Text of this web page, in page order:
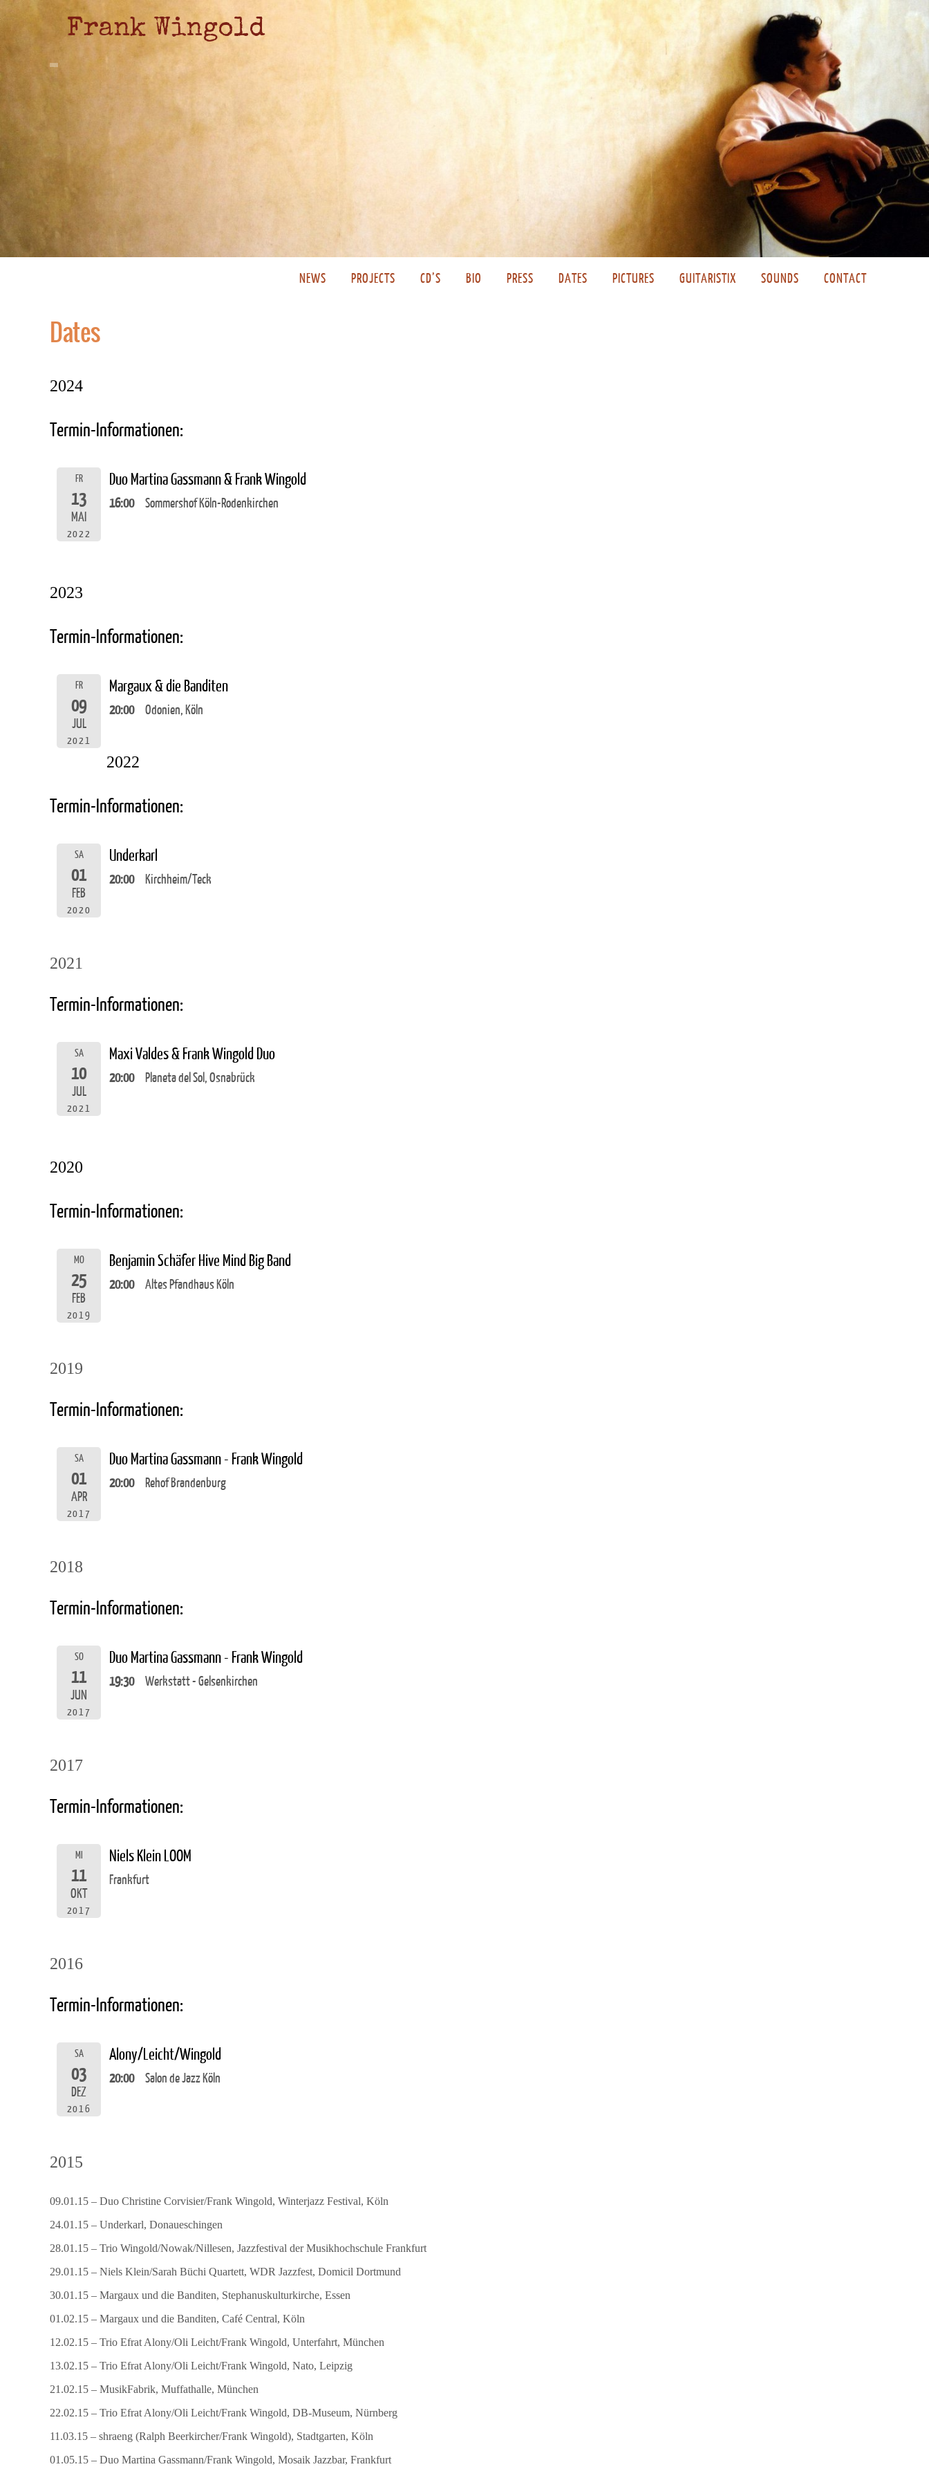
Frank Wingold
NEWS PROJECTS CD’S BIO PRESS DATES PICTURES GUITARISTIX SOUNDS CONTACT
Dates
2024
Termin-Informationen:
FR
13
MAI
2022
Duo Martina Gassmann & Frank Wingold
16:00 Sommershof Köln-Rodenkirchen
2023
Termin-Informationen:
FR
09
JUL
2021
Margaux & die Banditen
20:00 Odonien, Köln
2022
Termin-Informationen:
SA
01
FEB
2020
Underkarl
20:00 Kirchheim/Teck
2021
Termin-Informationen:
SA
10
JUL
2021
Maxi Valdes & Frank Wingold Duo
20:00 Planeta del Sol, Osnabrück
2020
Termin-Informationen:
MO
25
FEB
2019
Benjamin Schäfer Hive Mind Big Band
20:00 Altes Pfandhaus Köln
2019
Termin-Informationen:
SA
01
APR
2017
Duo Martina Gassmann - Frank Wingold
20:00 Rehof Brandenburg
2018
Termin-Informationen:
SO
11
JUN
2017
Duo Martina Gassmann - Frank Wingold
19:30 Werkstatt - Gelsenkirchen
2017
Termin-Informationen:
MI
11
OKT
2017
Niels Klein LOOM
Frankfurt
2016
Termin-Informationen:
SA
03
DEZ
2016
Alony/Leicht/Wingold
20:00 Salon de Jazz Köln
2015
09.01.15 – Duo Christine Corvisier/Frank Wingold, Winterjazz Festival, Köln
24.01.15 – Underkarl, Donaueschingen
28.01.15 – Trio Wingold/Nowak/Nillesen, Jazzfestival der Musikhochschule Frankfurt
29.01.15 – Niels Klein/Sarah Büchi Quartett, WDR Jazzfest, Domicil Dortmund
30.01.15 – Margaux und die Banditen, Stephanuskulturkirche, Essen
01.02.15 – Margaux und die Banditen, Café Central, Köln
12.02.15 – Trio Efrat Alony/Oli Leicht/Frank Wingold, Unterfahrt, München
13.02.15 – Trio Efrat Alony/Oli Leicht/Frank Wingold, Nato, Leipzig
21.02.15 – MusikFabrik, Muffathalle, München
22.02.15 – Trio Efrat Alony/Oli Leicht/Frank Wingold, DB-Museum, Nürnberg
11.03.15 – shraeng (Ralph Beerkircher/Frank Wingold), Stadtgarten, Köln
01.05.15 – Duo Martina Gassmann/Frank Wingold, Mosaik Jazzbar, Frankfurt